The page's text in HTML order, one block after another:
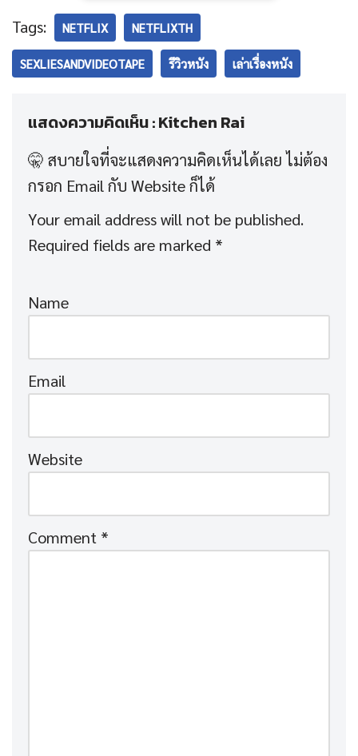
Tags: NETFLIX NETFLIXTH
SEXLIESANDVIDEOTAPE รีวิวหนัง เล่าเรื่องหนัง
แสดงความคิดเห็น : Kitchen Rai
Your email address will not be published.
Required fields are marked *
Name
Email
Website
Comment *